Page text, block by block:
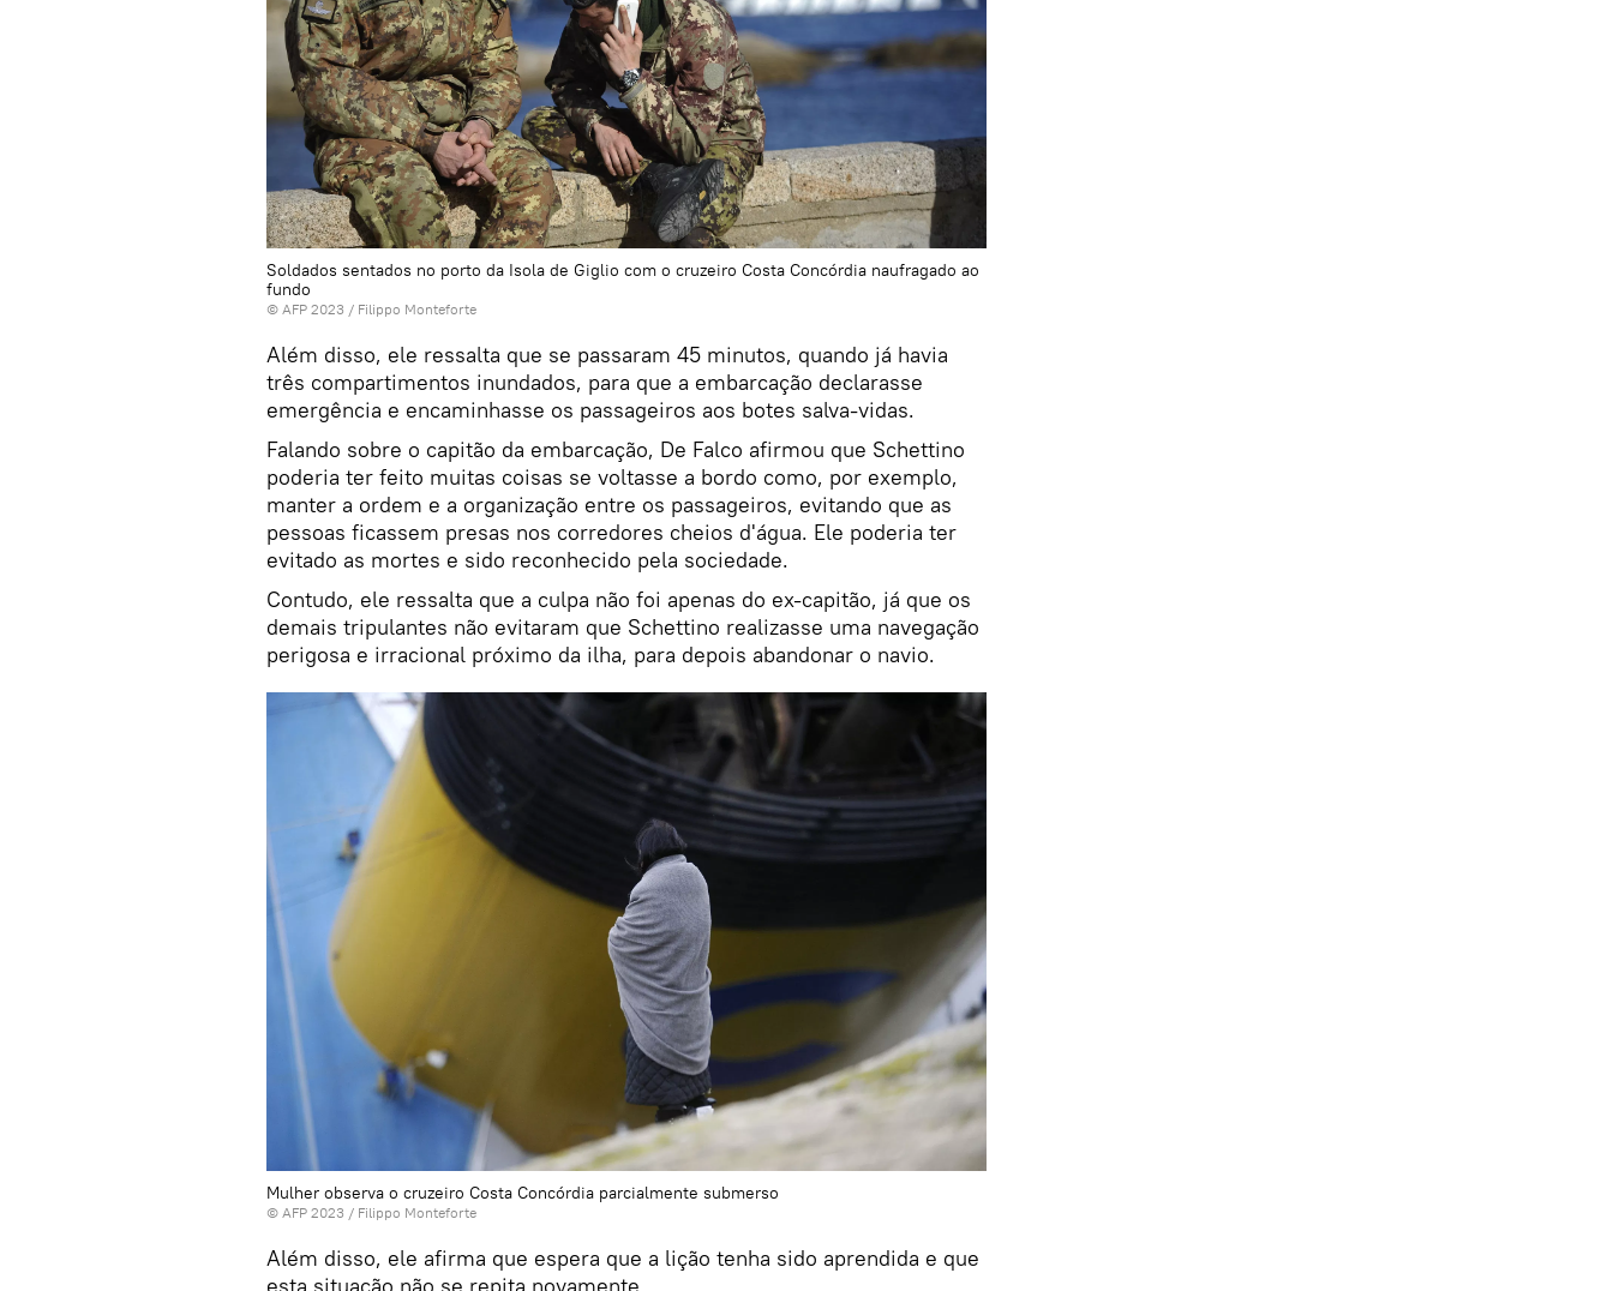
Soldados sentados no porto da Isola de Giglio com o cruzeiro Costa Concórdia naufragado ao
fundo
© AFP 2023 / Filippo Monteforte
Além disso, ele ressalta que se passaram 45 minutos, quando já havia
três compartimentos inundados, para que a embarcação declarasse
emergência e encaminhasse os passageiros aos botes salva-vidas.
Falando sobre o capitão da embarcação, De Falco afirmou que Schettino
poderia ter feito muitas coisas se voltasse a bordo como, por exemplo,
manter a ordem e a organização entre os passageiros, evitando que as
pessoas ficassem presas nos corredores cheios d'água. Ele poderia ter
evitado as mortes e sido reconhecido pela sociedade.
Contudo, ele ressalta que a culpa não foi apenas do ex-capitão, já que os
demais tripulantes não evitaram que Schettino realizasse uma navegação
perigosa e irracional próximo da ilha, para depois abandonar o navio.
Mulher observa o cruzeiro Costa Concórdia parcialmente submerso
© AFP 2023 / Filippo Monteforte
Além disso, ele afirma que espera que a lição tenha sido aprendida e que